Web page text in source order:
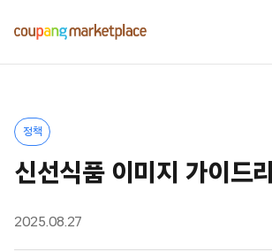
정책
신선식품 이미지 가이드
2025.08.27